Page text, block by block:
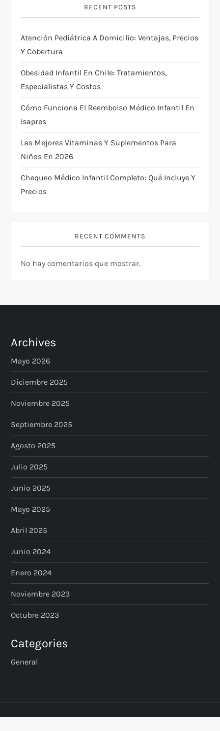
i
ó
n
d
e
e
n
t
r
d
a
RECENT POSTS
Atención Pediátrica A Domicilio: Ventajas, Precios
Y Cobertura
Obesidad Infantil En Chile: Tratamientos,
Especialistas Y Costos
Cómo Funciona El Reembolso Médico Infantil En
Isapres
Las Mejores Vitaminas Y Suplementos Para
Niños En 2026
Chequeo Médico Infantil Completo: Qué Incluye Y
Precios
RECENT COMMENTS
No hay comentarios que mostrar.
Archives
Mayo 2026
Diciembre 2025
Noviembre 2025
Septiembre 2025
Agosto 2025
Julio 2025
Junio 2025
Mayo 2025
Abril 2025
Junio 2024
Enero 2024
Noviembre 2023
Octubre 2023
Categories
General